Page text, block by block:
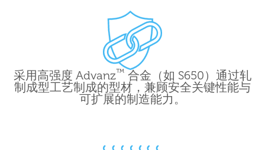
采用高强度 Advanz™ 合金（如 S650）通过轧
制成型工艺制成的型材，兼顾安全关键性能与
可扩展的制造能力。